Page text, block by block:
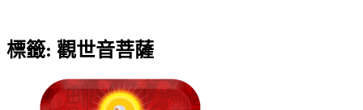
標籤: 觀世音菩薩